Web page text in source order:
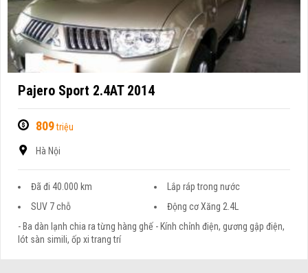
Pajero Sport 2.4AT 2014
809triệu
Hà Nội
Đã đi 40.000 km
Lắp ráp trong nước
SUV 7 chỗ
Động cơ Xăng 2.4L
- Ba dàn lạnh chia ra từng hàng ghế - Kính chỉnh điện, gương gập điện,
lót sàn simili, ốp xi trang trí